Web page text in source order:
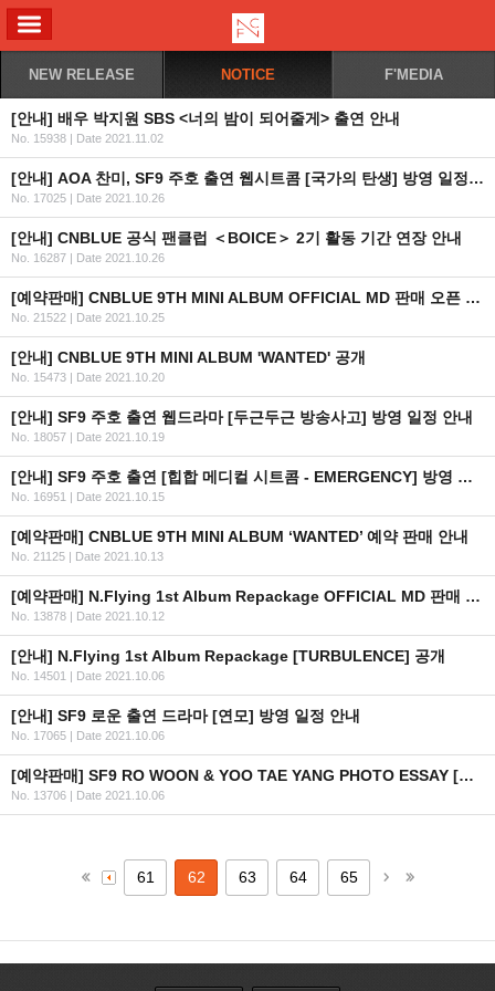
NEW RELEASE NOTICE F'MEDIA
[안내] 배우 박지원 SBS <너의 밤이 되어줄게> 출연 안내
No. 15938 | Date 2021.11.02
[안내] AOA 찬미, SF9 주호 출연 웹시트콤 [국가의 탄생] 방영 일정 안내 (수정)
No. 17025 | Date 2021.10.26
[안내] CNBLUE 공식 팬클럽 ＜BOICE＞ 2기 활동 기간 연장 안내
No. 16287 | Date 2021.10.26
[예약판매] CNBLUE 9TH MINI ALBUM OFFICIAL MD 판매 오픈 안내
No. 21522 | Date 2021.10.25
[안내] CNBLUE 9TH MINI ALBUM 'WANTED' 공개
No. 15473 | Date 2021.10.20
[안내] SF9 주호 출연 웹드라마 [두근두근 방송사고] 방영 일정 안내
No. 18057 | Date 2021.10.19
[안내] SF9 주호 출연 [힙합 메디컬 시트콤 - EMERGENCY] 방영 일정 안내
No. 16951 | Date 2021.10.15
[예약판매] CNBLUE 9TH MINI ALBUM ‘WANTED’ 예약 판매 안내
No. 21125 | Date 2021.10.13
[예약판매] N.Flying 1st Album Repackage OFFICIAL MD 판매 오픈 안내
No. 13878 | Date 2021.10.12
[안내] N.Flying 1st Album Repackage [TURBULENCE] 공개
No. 14501 | Date 2021.10.06
[안내] SF9 로운 출연 드라마 [연모] 방영 일정 안내
No. 17065 | Date 2021.10.06
[예약판매] SF9 RO WOON & YOO TAE YANG PHOTO ESSAY [ME, ANOTHER ME] 예약판매 안내
No. 13706 | Date 2021.10.06
61 62 63 64 65